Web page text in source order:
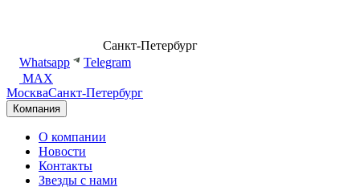
Санкт-Петербург
Whatsapp
Telegram
MAX
МоскваСанкт-Петербург
Компания
О компании
Новости
Контакты
Звезды с нами